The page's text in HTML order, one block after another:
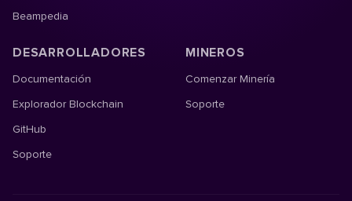
Beampedia
DESARROLLADORES
Documentación
Explorador Blockchain
GitHub
Soporte
MINEROS
Comenzar Minería
Soporte